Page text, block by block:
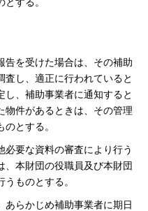
を受けた場合は、その補助
し、適正に行われていると
、補助事業者に通知すると
物件があるときは、その管理
とする。
要な資料の審査により行う
、本財団の役職員及び本財団
ものとする。
らかじめ補助事業者に期日